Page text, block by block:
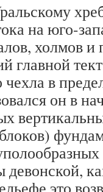
на юго-
холмов
главной
чехла в
он в
это